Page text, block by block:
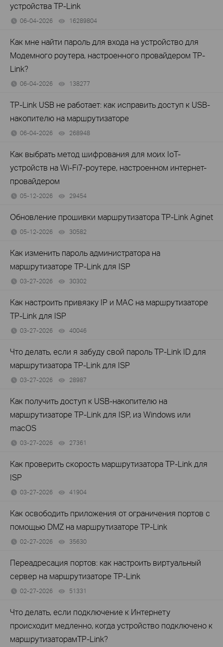
устройства TP-Link
06-04-2026 16289804
Как мне найти пароль для входа на устройство для
Модемного роутера, настроенного провайдером TP-
Link?
06-04-2026 138277
TP-Link USB не работает: как исправить доступ к USB-
накопителю на маршрутизаторе
06-04-2026 268948
Как выбрать метод шифрования для моих IoT-
устройств на Wi-Fi7-роутере, настроенном интернет-
провайдером
05-12-2026 29454
Обновление прошивки маршрутизатора TP-Link Aginet
05-12-2026 30582
Как изменить пароль администратора на
маршрутизаторе TP-Link для ISP
03-27-2026 30302
Как настроить привязку IP и MAC на маршрутизаторе
TP-Link для ISP
03-27-2026 40046
Что делать, если я забуду свой пароль TP-Link ID для
маршрутизатора TP-Link для ISP
03-27-2026 28987
Как получить доступ к USB-накопителю на
маршрутизаторе TP-Link для ISP, из Windows или
macOS
03-27-2026 27361
Как проверить скорость маршрутизатора TP-Link для
ISP
03-27-2026 41904
Как освободить приложения от ограничения портов с
помощью DMZ на маршрутизаторе TP-Link
02-27-2026 35630
Переадресация портов: как настроить виртуальный
сервер на маршрутизаторе TP-Link
02-27-2026 51331
Что делать, если подключение к Интернету
происходит медленно, когда устройство подключено к
маршрутизаторамTP-Link?